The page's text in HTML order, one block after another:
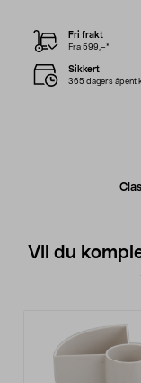
Fri frakt
Fra 599,–*
Sikkert
365 dagers åpent
Vil du